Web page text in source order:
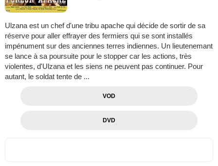
Ulzana est un chef d'une tribu apache qui décide de sortir de sa
réserve pour aller effrayer des fermiers qui se sont installés
impénument sur des anciennes terres indiennes. Un lieutenemant
se lance à sa poursuite pour le stopper car les actions, très
violentes, d'Ulzana et les siens ne peuvent pas continuer. Pour
autant, le soldat tente de ...
VOD
DVD